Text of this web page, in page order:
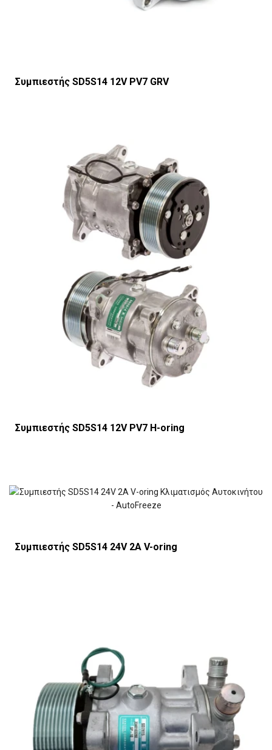
Συμπιεστής SD5S14 12V PV7 GRV
Συμπιεστής SD5S14 12V PV7 H-oring
Συμπιεστής SD5S14 24V 2Α V-oring